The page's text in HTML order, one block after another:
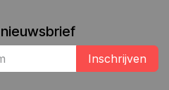
Inschrijven